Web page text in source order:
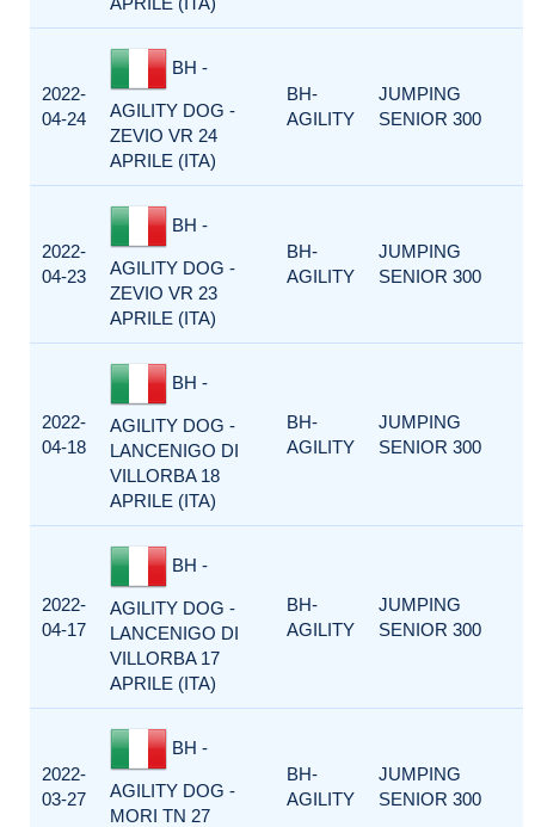
2022-
04-24
BH -
AGILITY DOG -
ZEVIO VR 24
APRILE (ITA)
BH-
AGILITY
JUMPING
SENIOR 300
2022-
04-23
BH -
AGILITY DOG -
ZEVIO VR 23
APRILE (ITA)
BH-
AGILITY
JUMPING
SENIOR 300
2022-
04-18
BH -
AGILITY DOG -
LANCENIGO DI
VILLORBA 18
APRILE (ITA)
BH-
AGILITY
JUMPING
SENIOR 300
2022-
04-17
BH -
AGILITY DOG -
LANCENIGO DI
VILLORBA 17
APRILE (ITA)
BH-
AGILITY
JUMPING
SENIOR 300
2022-
03-27
BH -
AGILITY DOG -
MORI TN 27
BH-
AGILITY
JUMPING
SENIOR 300